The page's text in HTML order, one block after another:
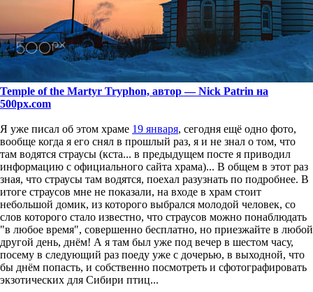
Temple of the Martyr Tryphon, автор — Nick Patrin на
500px.com
Я уже писал об этом храме 19 января, сегодня ещё одно фото,
вообще когда я его снял в прошлый раз, я и не знал о том, что
там водятся страусы (кста... в предыдущем посте я приводил
информацию с официального сайта храма)... В общем в этот раз
зная, что страусы там водятся, поехал разузнать по подробнее. В
итоге страусов мне не показали, на входе в храм стоит
небольшой домик, из которого выбрался молодой человек, со
слов которого стало известно, что страусов можно понаблюдать
"в любое время", совершенно бесплатно, но приезжайте в любой
другой день, днём! А я там был уже под вечер в шестом часу,
посему в следующий раз поеду уже с дочерью, в выходной, что
бы днём попасть, и собственно посмотреть и сфотографировать
экзотических для Сибири птиц...